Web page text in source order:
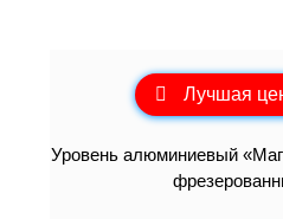
Лучшая
Уровень алюминиевый